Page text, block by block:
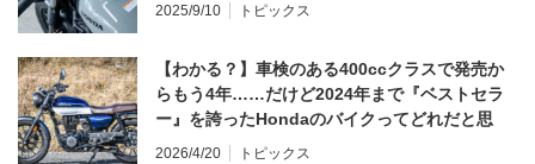
2025/9/10 トピックス
【わかる？】車検のある400ccクラスで発売か
らもう4年……だけど2024年まで『ベストセラ
ー』を誇ったHondaのバイクってどれだと思
う？
2026/4/20 トピックス